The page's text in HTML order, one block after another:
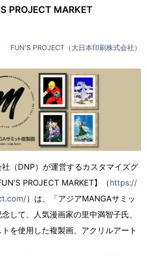
PROJECT MARKET
FUN'S PROJECT（大日本印刷株式会社）
（DNP）が運営するカスタマイズグ
PROJECT MARKET】（https://
）は、「アジアMANGAサミッ
して、人気漫画家の里中満智子氏、
を使用した複製画、アクリルアート